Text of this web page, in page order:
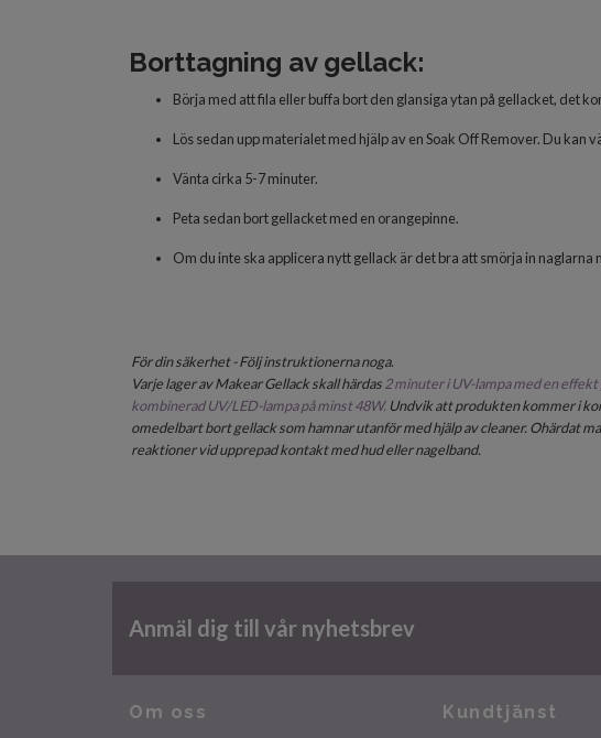
Borttagning av gellack:
Börja med att fila eller buffa bort den glansiga ytan på gellacket, det
Lös sedan upp materialet med hjälp av en Soak Off Remover. Du
Vänta cirka 5-7 minuter.
Peta sedan bort gellacket med en orangepinne.
Om du inte ska applicera nytt gellack är det bra att smörja in naglarna
För din säkerhet - Följ instruktionerna noga.
Varje lager avMakear Gellackskall härdas 2 minuter iUV-lampa med en
kombinerad UV/LED-lampa på minst 48W. Undvik att produkten kommer i
omedelbart bort gellack som hamnar utanför med hjälp av cleaner. Ohärdat
reaktioner vid upprepad kontakt med hud eller nagelband.
Anmäl dig till vår nyhetsbrev
Om oss Kundtjänst